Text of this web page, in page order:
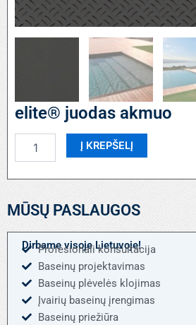
elite® juodas akmuo
kiekis:
juodas
Į KREPŠELĮ
MŪSŲ PASLAUGOS
Dirbame visoje Lietuvoje!
Profesionali konsultacija
Baseinų projektavimas
Baseinų plėvelės klojimas
Įvairių baseinų įrengimas
Baseinų priežiūra